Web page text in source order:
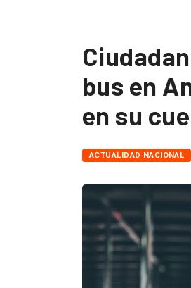
bus en
en su
ACTUALIDAD NACIONAL